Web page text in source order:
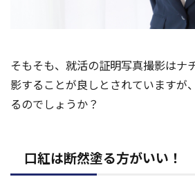
そもそも、就活の証明写真撮影はナ
影することが良しとされていますが
るのでしょうか？
口紅は断然塗る方がいい！